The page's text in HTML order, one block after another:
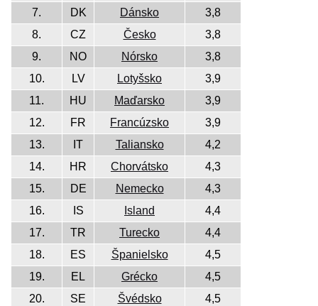
7.
DK Dánsko
3,8
8.
CZ Česko
3,8
9.
NO Nórsko
3,8
10.
LV Lotyšsko
3,9
11.
HU Maďarsko
3,9
12.
FR Francúzsko
3,9
13.
IT Taliansko
4,2
14.
HR Chorvátsko
4,3
15.
DE Nemecko
4,3
16.
IS Island
4,4
17.
TR Turecko
4,4
18.
ES Španielsko
4,5
19.
EL Grécko
4,5
20.
SE Švédsko
4,5